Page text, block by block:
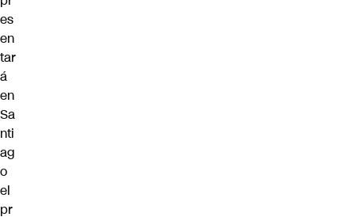
es
en
tar
á
en
Sa
nti
ag
o
el
pr